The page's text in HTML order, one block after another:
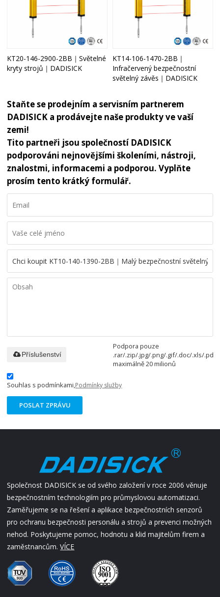
KT20-146-2900-2BB｜Světelné
kryty strojů｜DADISICK
KT14-106-1470-2BB｜
Infračervený bezpečnostní
světelný závěs｜DADISICK
Staňte se prodejním a servisním partnerem
DADISICK a prodávejte naše produkty ve vaší
zemi!
Tito partneři jsou společností DADISICK
podporováni nejnovějšími školeními, nástroji,
znalostmi, informacemi a podporou. Vyplňte
prosím tento krátký formulář.
Podpora pouze
.rar/.zip/.jpg/.png/.gif/.doc/.xls/.pdf,
maximálně 20 milionů
Příslušenství
Souhlas s podmínkami,Podmínky služby
POSLAT ZPRÁVU
Společnost DADISICK se od svého založení v roce 2006 věnuje
bezpečnostním technologiím pro průmyslovou automatizaci.
Zaměřujeme se na řešení a aplikace bezpečnostních senzorů
pro ochranu bezpečnosti personálu a strojů a prevenci možných
nehod. Poskytujeme pomoc, hodnotu a klid majitelům firem a
zaměstnancům.VÍCE